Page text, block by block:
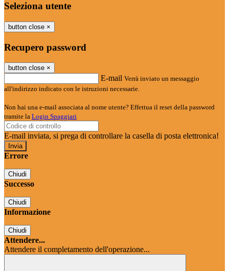
Seleziona utente
button close ×
Recupero password
button close ×
E-mail Verrà inviato un messaggio
all'indirizzo indicato con le istruzioni necessarie.
Non hai una e-mail associata al nome utente? Effettua il reset della password
tramite la Login Spaggiari
E-mail inviata, si prega di controllare la casella di posta elettronica!
Errore
Chiudi
Successo
Chiudi
Informazione
Chiudi
Attendere...
Attendere il completamento dell'operazione...